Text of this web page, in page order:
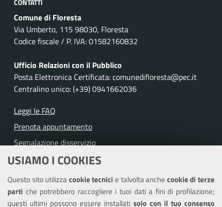
USIAMO I COOKIES
Questo sito utilizzacookie tecnicie talvolta anche cookie di terze
parti che potrebbero raccogliere i tuoi dati a fini di profilazione;
questi ultimi possono essere installati solo con il tuo consenso
CONTATTI
Comune di Floresta
Via Umberto, 115 98030, Floresta
Codice fiscale / P. IVA: 01582160832
Ufficio Relazioni con il Pubblico
Posta Elettronica Certificata: comunedifloresta@pec.it
Centralino unico: (+39) 0941662036
Leggi le FAQ
Prenota appuntamento
Segnalazione disservizio
Richiesta assistenza
Amministrazione trasparente
Informativa privacy